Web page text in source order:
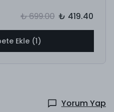
₺ 699.00 ₺ 419.40
Ekle (1)
Yorum Yap